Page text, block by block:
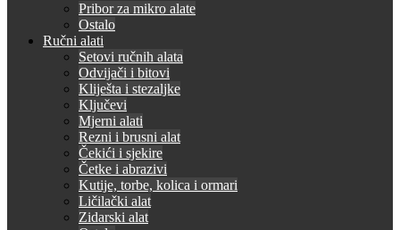
Pribor za mikro alate
Ostalo
Ručni alati
Setovi ručnih alata
Odvijači i bitovi
Kliješta i stezaljke
Ključevi
Mjerni alati
Rezni i brusni alat
Čekići i sjekire
Četke i abrazivi
Kutije, torbe, kolica i ormari
Ličilački alat
Zidarski alat